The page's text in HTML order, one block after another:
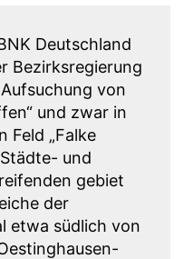
Deutschland
Bezirksregierung
von
und zwar in
Feld „Falke
und
gebiet
der
etwa südlich von